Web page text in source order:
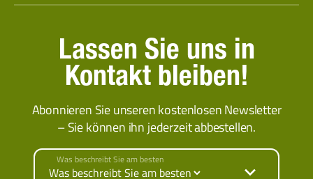
Lassen Sie uns in
Kontakt bleiben!
Abonnieren Sie unseren kostenlosen Newsletter
– Sie können ihn jederzeit abbestellen.
Was beschreibt Sie am besten